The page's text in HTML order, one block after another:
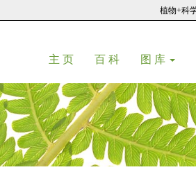
植物+科
主 页(current)
百 科(current)
图 库